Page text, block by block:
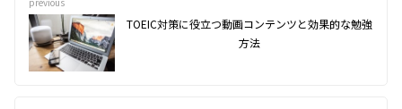
TOEIC対策に役立つ動画コンテンツと効果的な勉強
方法